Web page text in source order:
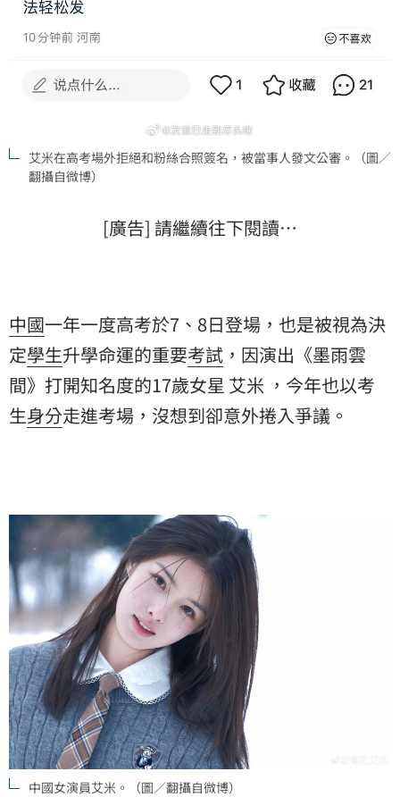
艾米在高考場外拒絕和粉絲合照簽名，被當事人發文公審。（圖／
翻攝自微博）
[廣告] 請繼續往下閱讀…
中國一年一度高考於7、8日登場，也是被視為決
定學生升學命運的重要考試 ，因演出《墨雨雲
間》打開知名度的17歲女星 艾米 ，今年也以考
生身分走進考場，沒想到卻意外捲入爭議。
中國女演員艾米。（圖／翻攝自微博）